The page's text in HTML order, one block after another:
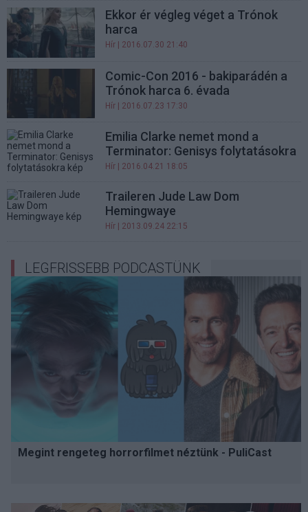
Ekkor ér végleg véget a Trónok
harca
Hír | 2016.07.30 21:40
Comic-Con 2016 - bakiparádén a
Trónok harca 6. évada
Hír | 2016.07.23 17:30
Emilia Clarke nemet mond a
Terminator: Genisys folytatásokra
Hír | 2016.04.21 18:05
Traileren Jude Law Dom
Hemingwaye
Hír | 2013.09.24 22:15
LEGFRISSEBB PODCASTÜNK
Megint rengeteg horrorfilmet néztünk - PuliCast